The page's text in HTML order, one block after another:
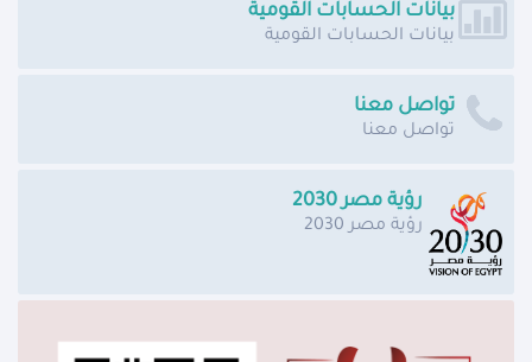
بيانات الحسابات القومية
بيانات الحسابات القومية
تواصل معنا
تواصل معنا
رؤية مصر 2030
رؤية مصر 2030